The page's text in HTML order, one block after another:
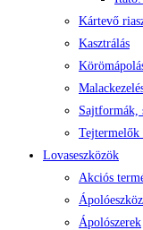
Kártevő
Kasztrálás
Sajtformák,
Tejtermelők
Lovaseszközök
Akciós
Ápolószerek